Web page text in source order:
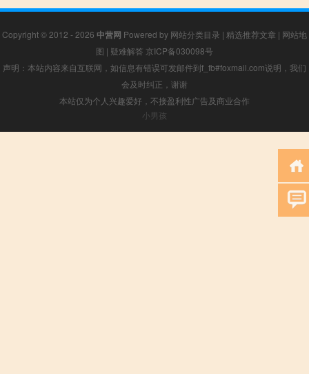
Copyright © 2012 - 2026 中营网 Powered by 网站分类目录 | 精选推荐文章 | 网站地
图 | 疑难解答 京ICP备030098号
声明：本站内容来自互联网，如信息有错误可发邮件到f_fb#foxmail.com说明，我们
会及时纠正，谢谢
本站仅为个人兴趣爱好，不接盈利性广告及商业合作
小男孩